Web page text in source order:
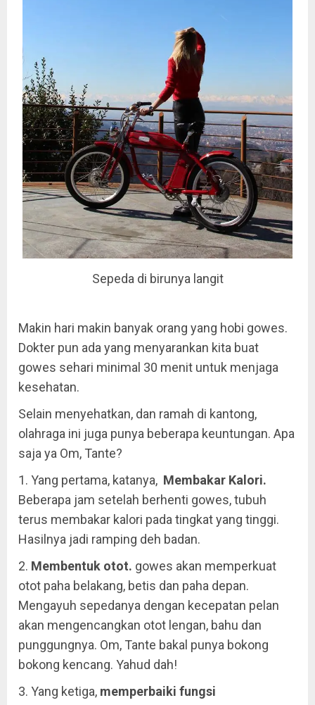
Sepeda di birunya langit
Makin hari makin banyak orang yang hobi gowes.
Dokter pun ada yang menyarankan kita buat
gowes sehari minimal 30 menit untuk menjaga
kesehatan.
Selain menyehatkan, dan ramah di kantong,
olahraga ini juga punya beberapa keuntungan. Apa
saja ya Om, Tante?
1. Yang pertama, katanya, Membakar Kalori.
Beberapa jam setelah berhenti gowes, tubuh
terus membakar kalori pada tingkat yang tinggi.
Hasilnya jadi ramping deh badan.
2. Membentuk otot. gowes akan memperkuat
otot paha belakang, betis dan paha depan.
Mengayuh sepedanya dengan kecepatan pelan
akan mengencangkan otot lengan, bahu dan
punggungnya. Om, Tante bakal punya bokong
bokong kencang. Yahud dah!
3. Yang ketiga, memperbaiki fungsi